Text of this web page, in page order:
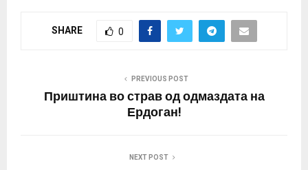
SHARE 0
PREVIOUS POST
Приштина во страв од одмаздата на
Ердоган!
NEXT POST